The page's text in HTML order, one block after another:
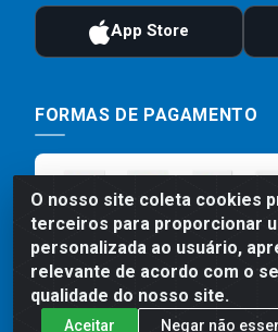
O nosso site coleta cookies
terceiros para proporcionar
personalizada ao usuário,
relevante de acordo com o
qualidade do nosso site.
Aceitar Negar não
FORMAS DE PAGAMENTO